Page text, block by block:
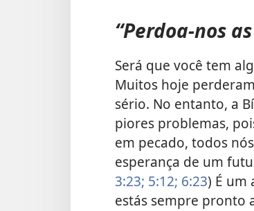
“Perdoa-nos
Será que você tem
Muitos hoje
sério. No entanto, a
piores problemas,
em pecado, todos
esperança de um
3:23; 5:12; 6:23) É um
estás sempre pronto